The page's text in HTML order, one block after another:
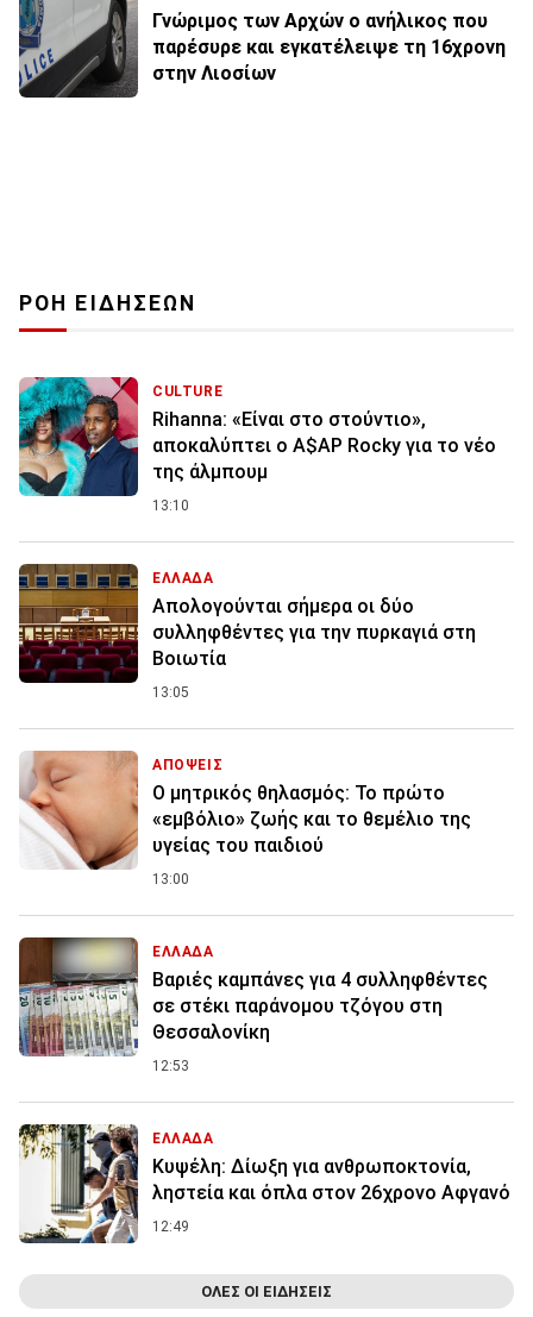
Γνώριμος των Αρχών ο ανήλικος που
παρέσυρε και εγκατέλειψε τη 16χρονη
στην Λιοσίων
ΡΟΗ ΕΙΔΗΣΕΩΝ
CULTURE
Rihanna: «Είναι στο στούντιο»,
αποκαλύπτει ο A$AP Rocky για το νέο
της άλμπουμ
13:10
ΕΛΛΑΔΑ
Απολογούνται σήμερα οι δύο
συλληφθέντες για την πυρκαγιά στη
Βοιωτία
13:05
ΑΠΟΨΕΙΣ
Ο μητρικός θηλασμός: Το πρώτο
«εμβόλιο» ζωής και το θεμέλιο της
υγείας του παιδιού
13:00
ΕΛΛΑΔΑ
Βαριές καμπάνες για 4 συλληφθέντες
σε στέκι παράνομου τζόγου στη
Θεσσαλονίκη
12:53
ΕΛΛΑΔΑ
Κυψέλη: Δίωξη για ανθρωποκτονία,
ληστεία και όπλα στον 26χρονο Αφγανό
12:49
ΟΛΕΣ ΟΙ ΕΙΔΗΣΕΙΣ